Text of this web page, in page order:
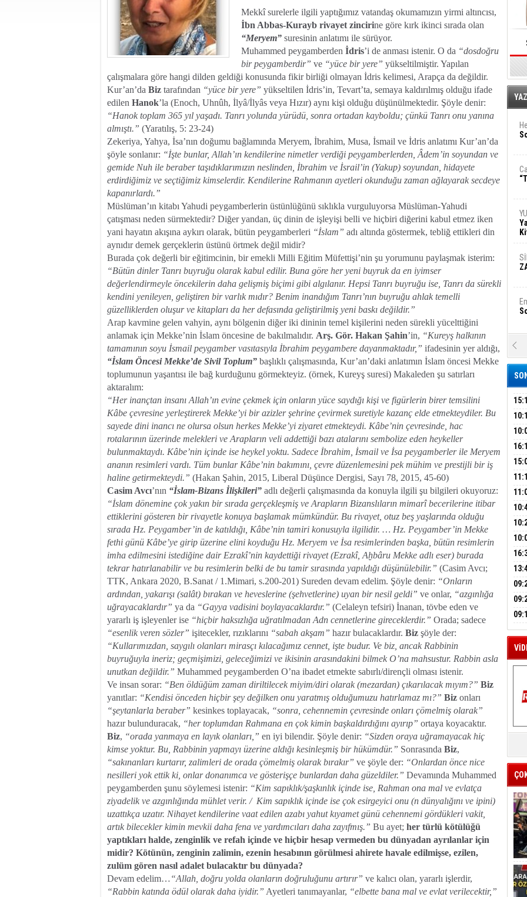
Mekkî surelerle ilgili yaptığımız vatandaş okumamızın yirmi altıncısı,
İbn Abbas-Kurayb rivayet zincirine göre kırk ikinci sırada olan
“Meryem” suresinin anlatımı ile sürüyor.
Muhammed peygamberden İdris’i de anması istenir. O da “dosdoğru
bir peygamberdir” ve “yüce bir yere” yükseltilmiştir. Yapılan
çalışmalara göre hangi dilden geldiği konusunda fikir birliği olmayan İdris kelimesi, Arapça da değildir.
Kur’an’da Biz tarafından “yüce bir yere” yükseltilen İdris’in, Tevart’ta, semaya kaldırılmış olduğu ifade
edilen Hanok’la (Enoch, Uhnûh, İlyâ/İlyâs veya Hızır) aynı kişi olduğu düşünülmektedir. Şöyle denir:
“Hanok toplam 365 yıl yaşadı. Tanrı yolunda yürüdü, sonra ortadan kayboldu; çünkü Tanrı onu yanına
almıştı.” (Yaratılış, 5: 23-24)
Zekeriya, Yahya, İsa’nın doğumu bağlamında Meryem, İbrahim, Musa, İsmail ve İdris anlatımı Kur’an’da
şöyle sonlanır: “İşte bunlar, Allah’ın kendilerine nimetler verdiği peygamberlerden, Âdem’in soyundan ve
gemide Nuh ile beraber taşıdıklarımızın neslinden, İbrahim ve İsrail’in (Yakup) soyundan, hidayete
erdirdiğimiz ve seçtiğimiz kimselerdir. Kendilerine Rahmanın ayetleri okunduğu zaman ağlayarak secdeye
kapanırlardı.”
Müslüman’ın kitabı Yahudi peygamberlerin üstünlüğünü sıklıkla vurguluyorsa Müslüman-Yahudi
çatışması neden sürmektedir? Diğer yandan, üç dinin de işleyişi belli ve hiçbiri diğerini kabul etmez iken
yani hayatın akışına aykırı olarak, bütün peygamberleri “İslam” adı altında göstermek, tebliğ ettikleri din
aynıdır demek gerçeklerin üstünü örtmek değil midir?
Burada çok değerli bir eğitimcinin, bir emekli Milli Eğitim Müfettişi’nin şu yorumunu paylaşmak isterim:
“Bütün dinler Tanrı buyruğu olarak kabul edilir. Buna göre her yeni buyruk da en iyimser
değerlendirmeyle öncekilerin daha gelişmiş biçimi gibi algılanır. Hepsi Tanrı buyruğu ise, Tanrı da sürekli
kendini yenileyen, geliştiren bir varlık mıdır? Benim inandığım Tanrı’nın buyruğu ahlak temelli
güzelliklerden oluşur ve kitapları da her defasında geliştirilmiş yeni baskı değildir.”
Arap kavmine gelen vahyin, aynı bölgenin diğer iki dininin temel kişilerini neden sürekli yücelttiğini
anlamak için Mekke’nin İslam öncesine de bakılmalıdır. Arş. Gör. Hakan Şahin’in, “Kureyş halkının
tamamının soyu İsmail peygamber vasıtasıyla İbrahim peygambere dayanmaktadır,” ifadesinin yer aldığı,
“İslam Öncesi Mekke’de Sivil Toplum” başlıklı çalışmasında, Kur’an’daki anlatımın İslam öncesi Mekke
toplumunun yaşantısı ile bağ kurduğunu görmekteyiz. (örnek, Kureyş suresi) Makaleden şu satırları
aktaralım:
“Her inançtan insanı Allah’ın evine çekmek için onların yüce saydığı kişi ve figürlerin birer temsilini
Kâbe çevresine yerleştirerek Mekke’yi bir azizler şehrine çevirmek suretiyle kazanç elde etmekteydiler. Bu
sayede dini inancı ne olursa olsun herkes Mekke’yi ziyaret etmekteydi. Kâbe’nin çevresinde, hac
rotalarının üzerinde melekleri ve Arapların veli addettiği bazı atalarını sembolize eden heykeller
bulunmaktaydı. Kâbe’nin içinde ise heykel yoktu. Sadece İbrahim, İsmail ve İsa peygamberler ile Meryem
ananın resimleri vardı. Tüm bunlar Kâbe’nin bakımını, çevre düzenlemesini pek mühim ve prestijli bir iş
haline getirmekteydi.” (Hakan Şahin, 2015, Liberal Düşünce Dergisi, Sayı 78, 2015, 45-60)
Casim Avcı’nın “İslam-Bizans İlişkileri” adlı değerli çalışmasında da konuyla ilgili şu bilgileri okuyoruz:
“İslam dönemine çok yakın bir sırada gerçekleşmiş ve Arapların Bizanslıların mimarî becerilerine itibar
ettiklerini gösteren bir rivayetle konuya başlamak mümkündür. Bu rivayet, otuz beş yaşlarında olduğu
sırada Hz. Peygamber’in de katıldığı, Kâbe’nin tamiri konusuyla ilgilidir. … Hz. Peygamber’in Mekke
fethi günü Kâbe’ye girip üzerine elini koyduğu Hz. Meryem ve İsa resimlerinden başka, bütün resimlerin
imha edilmesini istediğine dair Ezrakî’nin kaydettiği rivayet (Ezrakî, Aḫbâru Mekke adlı eser) burada
tekrar hatırlanabilir ve bu resimlerin belki de bu tamir sırasında yapıldığı düşünülebilir.” (Casim Avcı;
TTK, Ankara 2020, B.Sanat / 1.Mimari, s.200-201) Sureden devam edelim. Şöyle denir: “Onların
ardından, yakarışı (salât) bırakan ve heveslerine (şehvetlerine) uyan bir nesil geldi” ve onlar, “azgınlığa
uğrayacaklardır” ya da “Gayya vadisini boylayacaklardır.” (Celaleyn tefsiri) İnanan, tövbe eden ve
yararlı iş işleyenler ise “hiçbir haksızlığa uğratılmadan Adn cennetlerine gireceklerdir.” Orada; sadece
“esenlik veren sözler” işitecekler, rızıklarını “sabah akşam” hazır bulacaklardır. Biz şöyle der:
“Kullarımızdan, saygılı olanları mirasçı kılacağımız cennet, işte budur. Ve biz, ancak Rabbinin
buyruğuyla ineriz; geçmişimizi, geleceğimizi ve ikisinin arasındakini bilmek O’na mahsustur. Rabbin asla
unutkan değildir.” Muhammed peygamberden O’na ibadet etmekte sabırlı/dirençli olması istenir.
Ve insan sorar: “Ben öldüğüm zaman diriltilecek miyim/diri olarak (mezardan) çıkarılacak mıyım?” Biz
yanıtlar: “Kendisi önceden hiçbir şey değilken onu yaratmış olduğumuzu hatırlamaz mı?” Biz onları
“şeytanlarla beraber” kesinkes toplayacak, “sonra, cehennemin çevresinde onları çömelmiş olarak”
hazır bulunduracak, “her toplumdan Rahmana en çok kimin başkaldırdığını ayırıp” ortaya koyacaktır.
Biz, “orada yanmaya en layık olanları,” en iyi bilendir. Şöyle denir: “Sizden oraya uğramayacak hiç
kimse yoktur. Bu, Rabbinin yapmayı üzerine aldığı kesinleşmiş bir hükümdür.” Sonrasında Biz,
“sakınanları kurtarır, zalimleri de orada çömelmiş olarak bırakır” ve şöyle der: “Onlardan önce nice
nesilleri yok ettik ki, onlar donanımca ve gösterişçe bunlardan daha güzeldiler.” Devamında Muhammed
peygamberden şunu söylemesi istenir: “Kim sapıklık/şaşkınlık içinde ise, Rahman ona mal ve evlatça
ziyadelik ve azgınlığında mühlet verir. / Kim sapıklık içinde ise çok esirgeyici onu (n dünyalığını ve ipini)
uzattıkça uzatır. Nihayet kendilerine vaat edilen azabı yahut kıyamet günü cehennemi gördükleri vakit,
artık bilecekler kimin mevkii daha fena ve yardımcıları daha zayıfmış.” Bu ayet; her türlü kötülüğü
yaptıkları halde, zenginlik ve refah içinde ve hiçbir hesap vermeden bu dünyadan ayrılanlar için
midir? Kötünün, zenginin zalimin, ezenin hesabının görülmesi ahirete havale edilmişse, ezilen,
zulüm gören nasıl adalet bulacaktır bu dünyada?
Devam edelim…“Allah, doğru yolda olanların doğruluğunu artırır” ve kalıcı olan, yararlı işlerdir,
“Rabbin katında ödül olarak daha iyidir.” Ayetleri tanımayanlar, “elbette bana mal ve evlat verilecektir,”